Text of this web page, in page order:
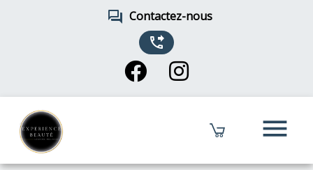
forum Contactez-nous
phone_forwarded
menu